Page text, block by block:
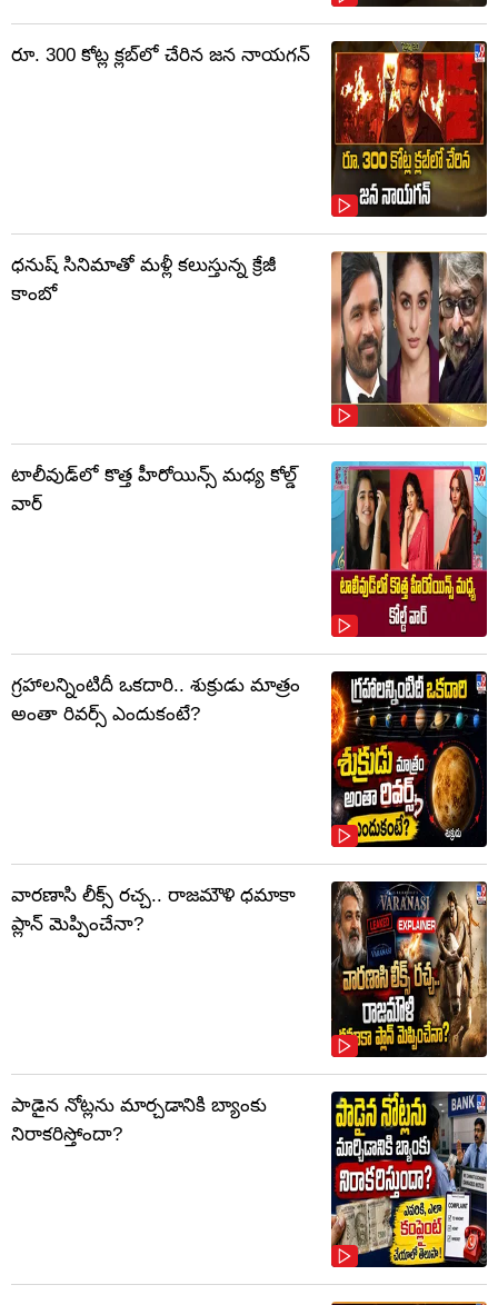
రూ. 300 కోట్ల క్లబ్‌లో చేరిన జన నాయగన్
ధనుష్ సినిమాతో మళ్లీ కలుస్తున్న క్రేజీ
కాంబో
టాలీవుడ్‌లో కొత్త హీరోయిన్స్ మధ్య కోల్డ్
వార్
గ్రహాలన్నింటిదీ ఒకదారి.. శుక్రుడు మాత్రం
అంతా రివర్స్ ఎందుకంటే?
వారణాసి లీక్స్ రచ్చ.. రాజమౌళి ధమాకా
ప్లాన్ మెప్పించేనా?
పాడైన నోట్లను మార్చడానికి బ్యాంకు
నిరాకరిస్తోందా?